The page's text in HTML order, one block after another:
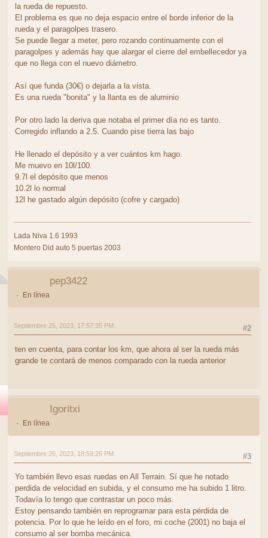
la rueda de repuesto.
El problema es que no deja espacio entre el borde inferior de la
rueda y el paragolpes trasero.
Se puede llegar a meter, pero rozando continuamente con el
paragolpes y además hay que alargar el cierre del embellecedor ya
que no llega con el nuevo diámetro.
Así que funda (30€) o dejarla a la vista.
Es una rueda "bonita" y la llanta es de aluminio
Por otro lado la deriva que notaba el primer día no es tanto.
Corregido inflando a 2.5. Cuando pise tierra las bajo
He llenado el depósito y a ver cuántos km hago.
Me muevo en 10l/100.
9.7l el depósito que menos
10.2l lo normal
12l he gastado algún depósito (cofre y cargado)
Lada Niva 1.6 1993
Montero Did auto 5 puertas 2003
pep3422
En línea
#2
Septiembre 25, 2023, 17:57:35 PM
ten en cuenta, para contar los km, que ahora al ser la rueda más
grande te contará de menos comparado con la rueda anterior
Igoritxi
En línea
#3
Septiembre 26, 2023, 18:59:26 PM
Yo también llevo esas ruedas en All Terrain. Sí que he notado
perdida de velocidad en subida, y el consumo me ha subido 1 litro.
Todavía lo tengo que contrastar un poco más.
Estoy pensando también en reprogramar para esta pérdida de
potencia. Por lo que he leído en el foro, mi coche (2001) no baja el
consumo al ser bomba mecánica.